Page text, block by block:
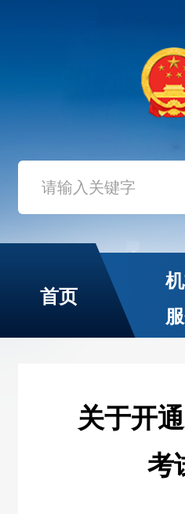
首页
关于开
考